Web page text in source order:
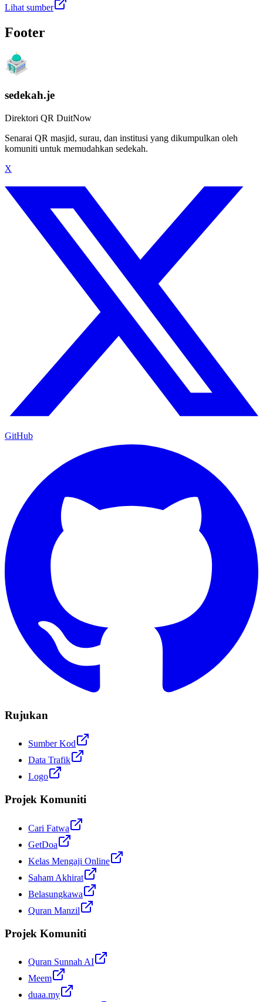
Lihat sumber
Footer
sedekah.je
Direktori QR DuitNow
Senarai QR masjid, surau, dan institusi yang dikumpulkan oleh
komuniti untuk memudahkan sedekah.
X
GitHub
Rujukan
Sumber Kod
Data Trafik
Logo
Projek Komuniti
Cari Fatwa
GetDoa
Kelas Mengaji Online
Saham Akhirat
Belasungkawa
Quran Manzil
Projek Komuniti
Quran Sunnah AI
Meem
duaa.my